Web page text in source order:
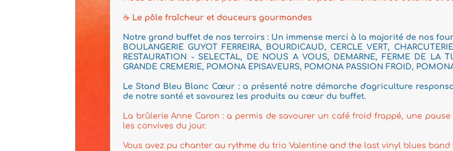
Le pôle fraîcheur et douceurs gourmandes
Notre grand buffet de nos terroirs : Un immense merci à la majorité de nos fournisseurs,
BOULANGERIE GUYOT FERREIRA, BOURDICAUD, CERCLE VERT, CHARCUTERIE COSME,
RESTAURATION - SELECTAL, DE NOUS A VOUS, DEMARNE, FERME DE LA TUILERIE,
GRANDE CREMERIE, POMONA EPISAVEURS, POMONA PASSION FROID, POMONA TERRE AZUR,
Le Stand Bleu Blanc Cœur : a présenté notre démarche d'agriculture responsable qui garantit
de notre santé et savourez les produits au cœur du buffet.
La brûlerie Anne Caron : a permis de savourer un café froid frappé, une pause pleine d'arômes
les convives du jour.
Vous avez pu chanter au rythme du trio Valentine and the last vinyl blues band !